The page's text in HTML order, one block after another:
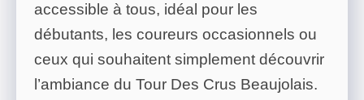
accessible à tous, idéal pour les
débutants, les coureurs occasionnels ou
ceux qui souhaitent simplement découvrir
l’ambiance du Tour Des Crus Beaujolais.